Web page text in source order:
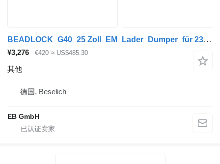
BEADLOCK_G40_25 Zoll_EM_Lader_Dumper_für 23.5R25_23.5-25
¥3,276 €420 ≈ US$485.30
其他
德国, Beselich
EB GmbH